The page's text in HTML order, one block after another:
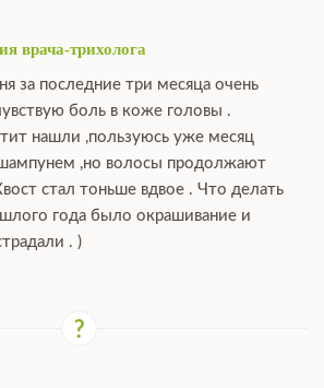
врача-трихолога
за последние три месяца очень
боль в коже головы .
нашли ,пользуюсь уже месяц
,но волосы продолжают
стал тоньше вдвое . Что делать
года было окрашивание и
. )